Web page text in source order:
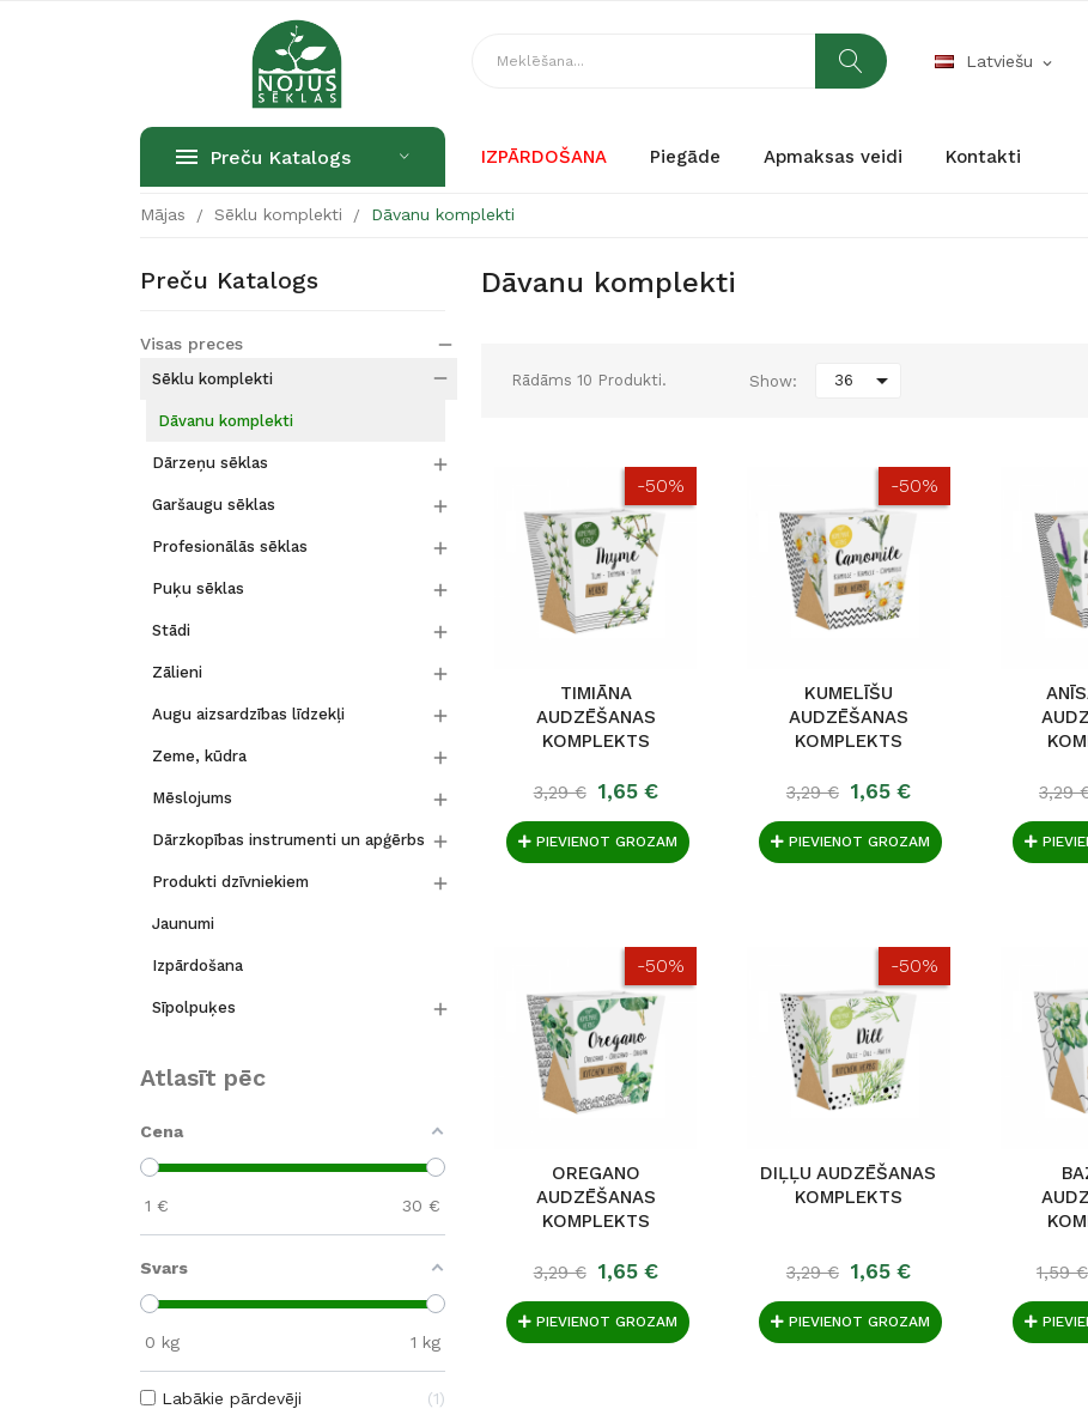
Latviešu expand_more
Preču Katalogs IZPĀRDOŠANA Piegāde Apmaksas veidi Kontakti
Mājas Sēklu komplekti Dāvanu komplekti
Preču Katalogs
Visas preces 
Sēklu komplekti 
Dāvanu komplekti
Dārzeņu sēklas 
Garšaugu sēklas 
Profesionālās sēklas 
Puķu sēklas 
Stādi 
Zālieni 
Augu aizsardzības līdzekļi 
Zeme, kūdra 
Mēslojums 
Dārzkopības instrumenti un apģērbs 
Produkti dzīvniekiem 
Jaunumi
Izpārdošana
Sīpolpuķes 
Atlasīt pēc
Cena
1 € 30 €
Svars
0 kg 1 kg
Labākie pārdevēji 1
Dāvanu komplekti
Rādāms 10 Produkti. Show: 36 
-50%
TIMIĀNA
AUDZĒŠANAS
KOMPLEKTS
3,29 € 1,65 €
PIEVIENOT GROZAM
-50%
KUMELĪŠU
AUDZĒŠANAS
KOMPLEKTS
3,29 € 1,65 €
PIEVIENOT GROZAM
3,29
-50%
OREGANO
AUDZĒŠANAS
KOMPLEKTS
3,29 € 1,65 €
PIEVIENOT GROZAM
-50%
DIĻĻU AUDZĒŠANAS
KOMPLEKTS
3,29 € 1,65 €
PIEVIENOT GROZAM
1,59 €